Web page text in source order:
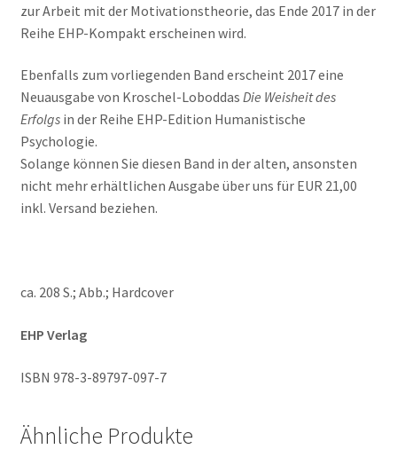
zur Arbeit mit der Motivationstheorie, das Ende 2017 in der
Reihe EHP-Kompakt erscheinen wird.
Ebenfalls zum vorliegenden Band erscheint 2017 eine
Neuausgabe von Kroschel-Loboddas Die Weisheit des
Erfolgsin der Reihe EHP-Edition Humanistische
Psychologie.
Solange können Sie diesen Band in der alten, ansonsten
nicht mehr erhältlichen Ausgabe über uns für EUR 21,00
inkl. Versand beziehen.
ca. 208 S.; Abb.; Hardcover
EHP Verlag
ISBN 978-3-89797-097-7
Ähnliche Produkte